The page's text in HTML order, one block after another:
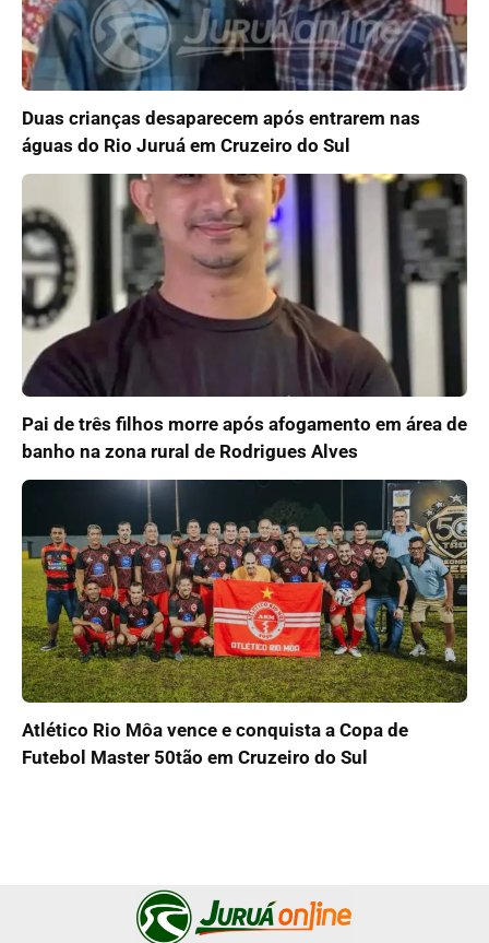
Duas crianças desaparecem após entrarem nas
águas do Rio Juruá em Cruzeiro do Sul
Pai de três filhos morre após afogamento em área de
banho na zona rural de Rodrigues Alves
Atlético Rio Môa vence e conquista a Copa de
Futebol Master 50tão em Cruzeiro do Sul